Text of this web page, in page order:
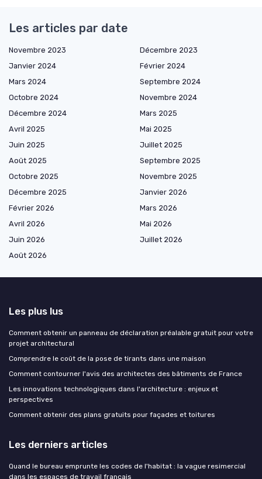
Les articles par date
Novembre 2023
Décembre 2023
Janvier 2024
Février 2024
Mars 2024
Septembre 2024
Octobre 2024
Novembre 2024
Décembre 2024
Mars 2025
Avril 2025
Mai 2025
Juin 2025
Juillet 2025
Août 2025
Septembre 2025
Octobre 2025
Novembre 2025
Décembre 2025
Janvier 2026
Février 2026
Mars 2026
Avril 2026
Mai 2026
Juin 2026
Juillet 2026
Août 2026
Les plus lus
Comment obtenir un panneau de déclaration préalable gratuit pour votre
projet architectural
Comprendre le coût de la pose de tirants dans une maison
Comment contourner l'avis des architectes des bâtiments de France
Les innovations technologiques dans l'architecture : enjeux et
perspectives
Comment obtenir des plans gratuits pour façades et toitures
Les derniers articles
Quand le bureau emprunte les codes de l'habitat : la vague resimercial
dans les espaces de travail français